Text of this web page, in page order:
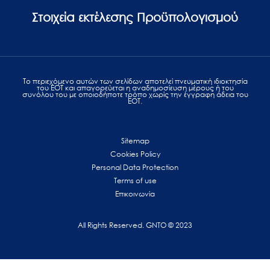
Στοιχεία εκτέλεσης Προϋπολογισμού
Το περιεχόμενο αυτών των σελίδων αποτελεί πvευματική ιδιοκτησία
του ΕΟΤ και απαγορεύεται η αναδημοσίευση μέρους ή του
συνόλου του με οποιοδήποτε τρόπο χωρίς την έγγραφη άδεια του
ΕΟΤ.
Sitemap
Cookies Policy
Personal Data Protection
Terms of use
Επικοινωνία
All Rights Reserved. GNTO © 2023